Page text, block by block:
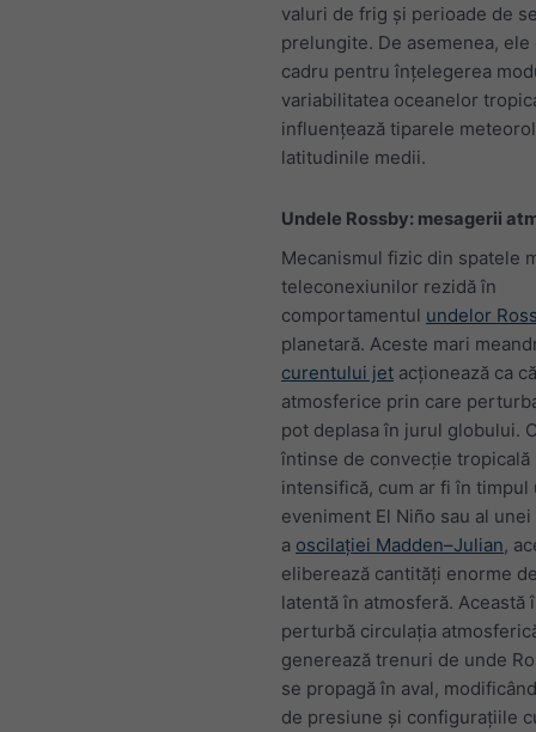
valuri de frig și perioade de
prelungite. De asemenea, ele
cadru pentru înțelegerea
variabilitatea oceanelor
influențează tiparele
latitudinile medii.
Undele Rossby: mesagerii
Mecanismul fizic din spatele
teleconexiunilor rezidă în
comportamentul undelor
planetară. Aceste mari
curentului jet acționează ca
atmosferice prin care
pot deplasa în jurul globului.
întinse de convecție tropicală
intensifică, cum ar fi în timpul
eveniment El Niño sau al
a oscilației Madden–Julian,
eliberează cantități enorme
latentă în atmosferă. Această
perturbă circulația
generează trenuri de unde
se propagă în aval,
de presiune și configurațiile